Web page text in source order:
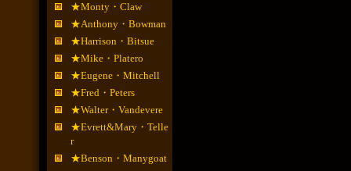
★Monty・Claw
★Anthony・Bowman
★Harrison・Bitsue
★Mike・Platero
★Eugene・Mitchell
★Fred・Peters
★Walter・Vandevere
★Evrett&Mary・Telle
r
★Benson・Manygoat